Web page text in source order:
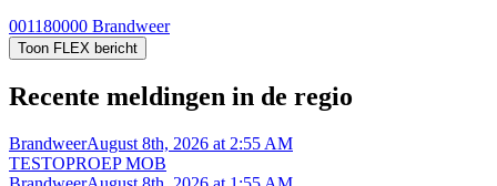
001180000 Brandweer
Toon FLEX bericht
Recente meldingen in de regio
BrandweerAugust 8th, 2026 at 2:55 AM
TESTOPROEP MOB